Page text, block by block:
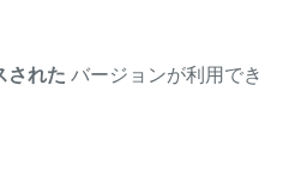
された バージョンが利用でき